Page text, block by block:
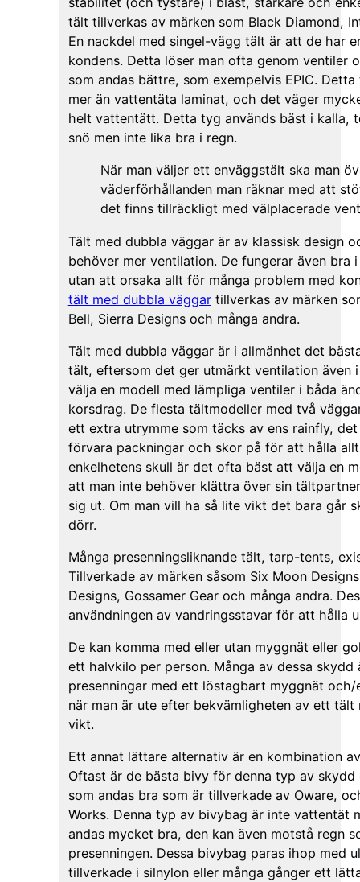
tält tillverkas av märken som Black Diamond,
En nackdel med singel-vägg tält är att de har
kondens. Detta löser man ofta genom ventiler
som andas bättre, som exempelvis EPIC.
mer än vattentäta laminat, och det väger
helt vattentätt. Detta tyg används bäst i kalla,
snö men inte lika bra i regn.
När man väljer ett enväggstält ska man
väderförhållanden man räknar med att
det finns tillräckligt med välplacerade
Tält med dubbla väggar är av klassisk design
behöver mer ventilation. De fungerar även bra
utan att orsaka allt för många problem med
tält med dubbla väggartillverkas av märken
Bell, Sierra Designs och många andra.
Tält med dubbla väggar är i allmänhet det
tält, eftersom det ger utmärkt ventilation även
välja en modell med lämpliga ventiler i båda
korsdrag. De flesta tältmodeller med två
ett extra utrymme som täcks av ens rainfly,
förvara packningar och skor på för att hålla
enkelhetens skull är det ofta bäst att välja en
att man inte behöver klättra över sin
sig ut. Om man vill ha så lite vikt det bara går
dörr.
Många presenningsliknande tält, tarp-tents,
Tillverkade av märken såsom Six Moon
Designs, Gossamer Gear och många andra.
användningen av vandringsstavar för att hålla
De kan komma med eller utan myggnät eller
ett halvkilo per person. Många av dessa skydd
presenningar med ett löstagbart myggnät
när man är ute efter bekvämligheten av ett tält
vikt.
Ett annat lättare alternativ är en kombination
Oftast är de bästa bivy för denna typ av
som andas bra som är tillverkade av Oware,
Works. Denna typ av bivybag är inte vattentät
andas mycket bra, den kan även motstå regn
presenningen. Dessa bivybag paras ihop med
tillverkade i silnylon eller många gånger ett